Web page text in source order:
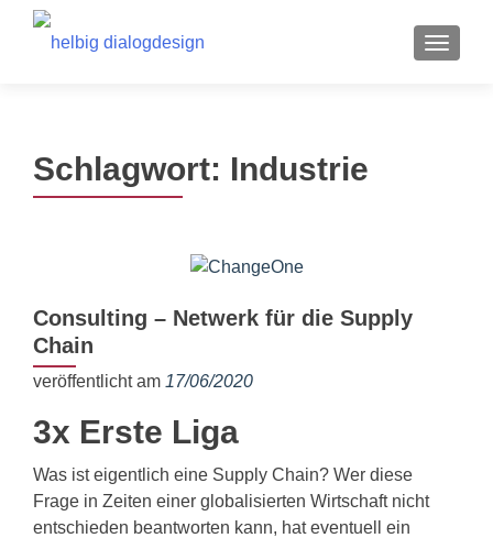
MENU
Schlagwort: Industrie
Consulting – Netwerk für die Supply
Chain
veröffentlicht am 17/06/2020
3x Erste Liga
Was ist eigentlich eine Supply Chain? Wer diese
Frage in Zeiten einer globalisierten Wirtschaft nicht
entschieden beantworten kann, hat eventuell ein